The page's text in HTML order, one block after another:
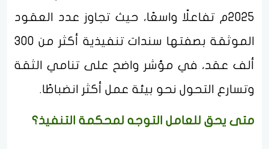
2025م تفاعلًا واسعًا، حيث تجاوز عدد العقود
الموثقة بصفتها سندات تنفيذية أكثر من 300
ألف عقد، في مؤشر واضح على تنامي الثقة
وتسارع التحول نحو بيئة عمل أكثر انضباطًا.
متى يحق للعامل التوجه لمحكمة التنفيذ؟